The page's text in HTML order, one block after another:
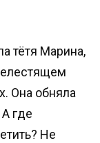
тётя Марина,
Она обняла
где
Не